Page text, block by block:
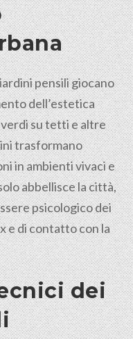
pensili giocano
dell’estetica
su tetti e altre
trasformano
in ambienti vivaci e
abbellisce la città,
psicologico dei
e di contatto con la
dei